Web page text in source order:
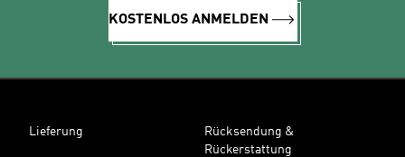
KOSTENLOS ANMELDEN
Lieferung
Rücksendung &
Rückerstattung